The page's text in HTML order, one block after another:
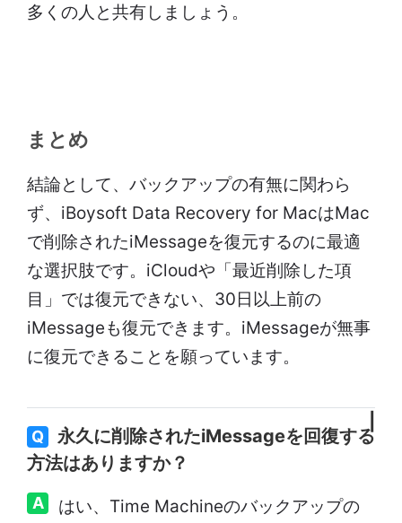
多くの人と共有しましょう。
まとめ
結論として、バックアップの有無に関わら
ず、iBoysoft Data Recovery for MacはMac
で削除されたiMessageを復元するのに最適
な選択肢です。iCloudや「最近削除した項
目」では復元できない、30日以上前の
iMessageも復元できます。iMessageが無事
に復元できることを願っています。
Q
永久に削除されたiMessageを回復する
方法はありますか？
A
はい、Time Machineのバックアップの